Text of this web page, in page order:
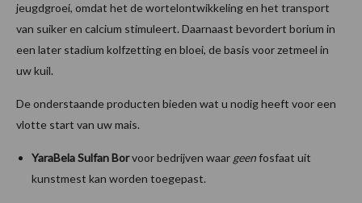
jeugdgroei, omdat het de wortelontwikkeling en het transport
van suiker en calcium stimuleert. Daarnaast bevordert borium in
een later stadium kolfzetting en bloei, de basis voor zetmeel in
uw kuil.
De onderstaande producten bieden wat u nodig heeft voor een
vlotte start van uw mais.
YaraBela Sulfan Borvoor bedrijven waar geenfosfaat uit
kunstmest kan worden toegepast.